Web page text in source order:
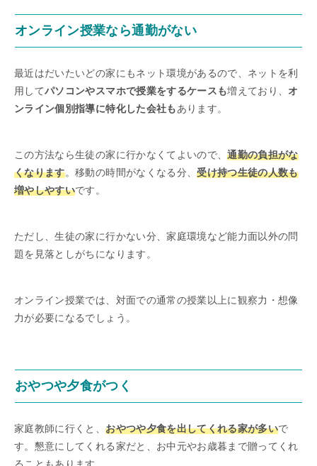
オンライン授業なら通勤がない
最近はだいたいどの家にもネット環境があるので、ネットを利
用してパソコンやスマホで授業をするケースも増えており、 オ
ンライン個別指導に特化した会社もあります。
この方法なら生徒の家に行かなくてよいので、通勤の負担がな
くなります。移動の時間がなくなる分、受け持つ生徒の人数も
増やしやすいです。
ただし、生徒の家に行かない分、家庭環境など能力面以外の問
題を見落としがちになります。
オンライン授業では、対面での通常の授業以上に観察力・想像
力が必要になるでしょう。
おやつや夕食がつく
家庭教師に行くと、おやつや夕食を出してくれる家が多いで
す。懇意にしてくれる家だと、お中元やお歳暮まで贈ってくれ